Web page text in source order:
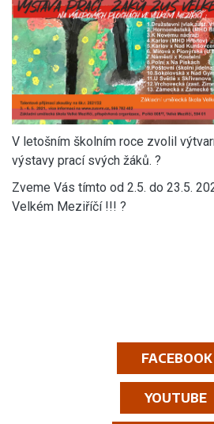
FACEBOOK
YOUTUBE
V letošním školním roce zvolil
výstavy prací svých žáků. ?
Zveme Vás tímto od 2.5. do 23.5.
Velkém Meziříčí !!! ?